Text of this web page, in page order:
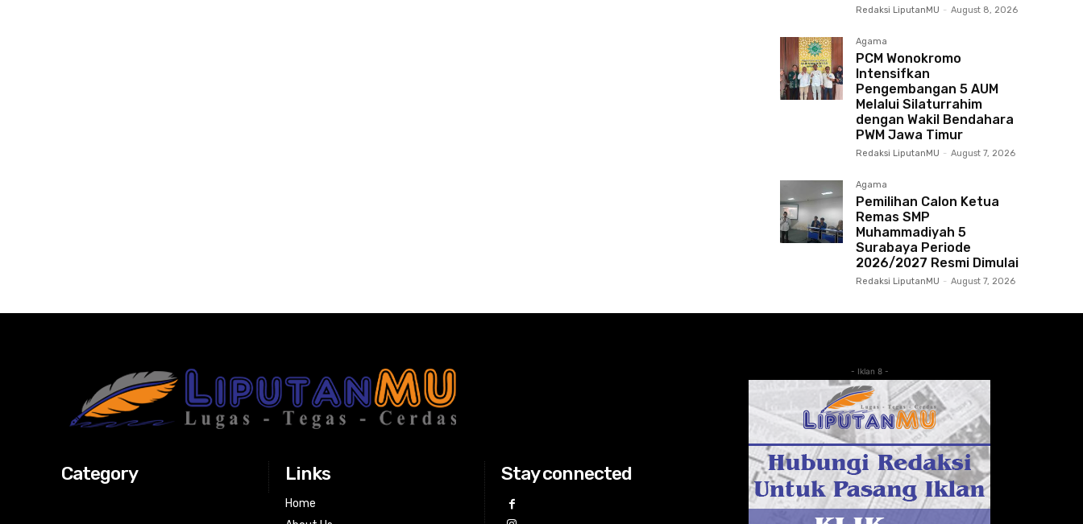
Redaksi LiputanMU - August 8, 2026
Agama
PCM Wonokromo
Intensifkan
Pengembangan 5 AUM
Melalui Silaturrahim
dengan Wakil Bendahara
PWM Jawa Timur
Redaksi LiputanMU - August 7, 2026
Agama
Pemilihan Calon Ketua
Remas SMP
Muhammadiyah 5
Surabaya Periode
2026/2027 Resmi Dimulai
Redaksi LiputanMU - August 7, 2026
Category Links
Home
Stay connected
- Iklan 8 -